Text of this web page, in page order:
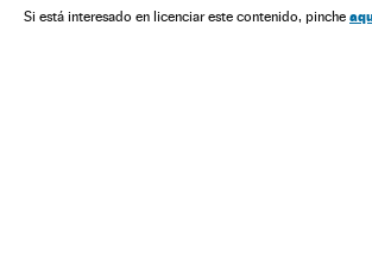
Guerra Eleições Grupos terroristas
Si está interesado en licenciar este contenido, pinche